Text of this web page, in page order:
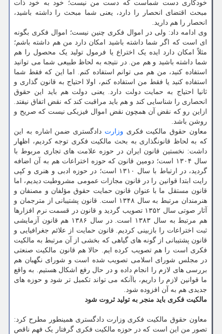
خودکاری دست شماست که دست من نیست؛ خود به خود ذات
مبحث اقتضای انحصار را دارد، یعنی شما مبحث را داشته باشید،
انحصار را هم دارید.
وی ادامه داد: ولی در اموال فکری چنین نیست؛ اموال فکری بگونه
ای است که اگر شما داشته باشید امکان دارد من هم داشته باشم؛
مثلاً امکان دارد ایده یک اختراع یا فرمول تولید یک محصول را هم
شما داشته باشید و هم من. در نتیجه به لحاظ طبیعی شما می توانید
استفاده کنید، من هم می توانم استفاده کنم. اما این که فقط شما
استفاده کنید یا فقط من استفاده کنم، اولا احتیاج به قانون گذاری و
ثانیا احتیاج به حمایت دولت دارد. یعنی دولت هم باید این حقوق
انحصاری را شناسایی کند و هم باید مراقبت کند که نقض اتفاق نیفتد.
ازاین رو که نقض آن همچون نقض اموال فیزیکی نیست که صریح و
روشن باشد.
معاون حقوق مالکیت فکری وزارت دادگستری ضمن اشاره به این
که به لحاظ قانونگذاری به بحث مالکیت فکری توجه کردیم، اظهار
داشت: نخستین قانون ایران در حوزه علامت های تجاری مربوط با
سال ۱۳۰۴ است؛ دومین قانون که حوزه اختراعات هم به آن اضافه
گردید، در ارتباط با سال ۱۳۱۰ است؛ در حوزه ادبی و هنری و کپی
رایت ابتدا قوانین را در قانون مجازات عمومی مشروطیت دیدیم، اما
قانون مستقل ما با عنوان قانون حمایت حقوق مؤلفان و مصنفان و
هنرمندان مرتبط به سال ۱۳۴۸ است. قانون پشتیبانی از مترجمان و
آثار صوتی سال ۱۳۵۲ تصویب گردید و قانون در قسمت نرم افزارها
هم مرتبط به سال ۱۳۸۳ است. در سال ۱۳۸۶ هم قانون آزمایشی
ثبت اختراعات را بازبینی کردیم. قانون حمایت از علائم جغرافیایی و
قانون پشتیبانی از گونه های گیاهی که بخشی از آن مرتبط به مالکیت
فکری است را هم تصویب کرده ایم. حالا هم قانون مالکیت صنعتی
در مجلس شورای اسلامی تصویب شده است و شورای نگهبان هم
بررسی های لازم را انجام داده و در حال رفع اشکال هستیم. به واقع
ما قوانین لازم را داریم، باآنکه می تواند تکمیل تر شود و حوزه های
جدیدی هم به آن افزوده شود.
مالکیت فکری باید منجر به تولید ثروت شود
معاون حقوق مالکیت فکری وزارت دادگستری همینطور مطرح کرد:
تصور من این است که در حوزه مالکیت فکری گرفتار یک فهم ناقص